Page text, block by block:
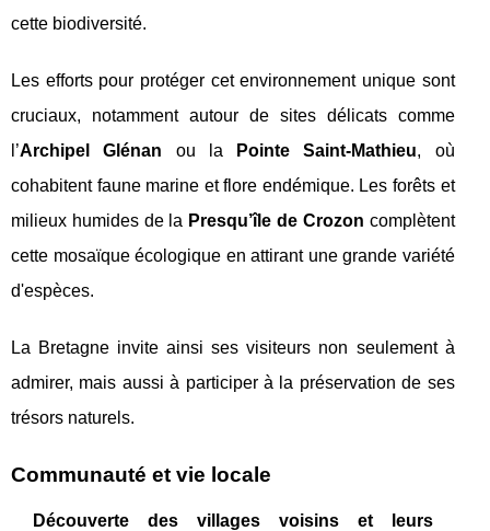
cette biodiversité.
Les efforts pour protéger cet environnement unique sont
cruciaux, notamment autour de sites délicats comme
l’Archipel Glénan ou la Pointe Saint-Mathieu, où
cohabitent faune marine et flore endémique. Les forêts et
milieux humides de la Presqu’île de Crozon complètent
cette mosaïque écologique en attirant une grande variété
d'espèces.
La Bretagne invite ainsi ses visiteurs non seulement à
admirer, mais aussi à participer à la préservation de ses
trésors naturels.
Communauté et vie locale
Découverte des villages voisins et leurs